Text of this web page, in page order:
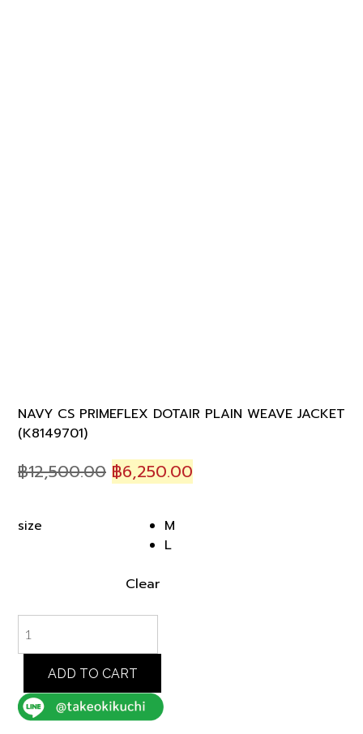
NAVY CS PRIMEFLEX DOTAIR PLAIN WEAVE JACKET
(K8149701)
฿12,500.00 Original
฿12,500.00.
฿6,250.00
size
M
L
Clear
CS
PRIMEFLEX
DOTAIR
PLAIN
WEAVE
JACKET
ADD TO CART